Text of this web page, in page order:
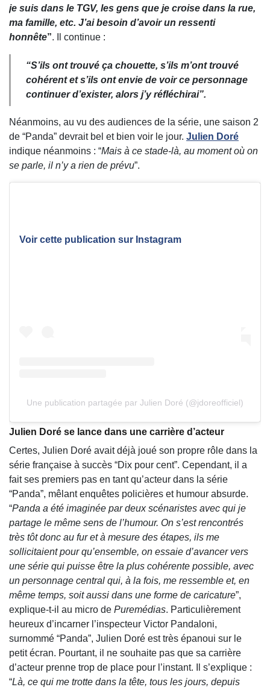
je suis dans le TGV, les gens que je croise dans la rue,
ma famille, etc. J’ai besoin d’avoir un ressenti
honnête”. Il continue :
“S’ils ont trouvé ça chouette, s’ils m’ont trouvé
cohérent et s’ils ont envie de voir ce personnage
continuer d’exister, alors j’y réfléchirai”.
Néanmoins, au vu des audiences de la série, une saison 2
de “Panda” devrait bel et bien voir le jour. Julien Doré
indique néanmoins : “Mais à ce stade-là, au moment où on
se parle, il n’y a rien de prévu”.
Voir cette publication sur Instagram
Une publication partagée par Julien Doré (@jdoreofficiel)
Julien Doré se lance dans une carrière d’acteur
Certes, Julien Doré avait déjà joué son propre rôle dans la
série française à succès “Dix pour cent”. Cependant, il a
fait ses premiers pas en tant qu’acteur dans la série
“Panda”, mêlant enquêtes policières et humour absurde.
“Panda a été imaginée par deux scénaristes avec qui je
partage le même sens de l’humour. On s’est rencontrés
très tôt donc au fur et à mesure des étapes, ils me
sollicitaient pour qu’ensemble, on essaie d’avancer vers
une série qui puisse être la plus cohérente possible, avec
un personnage central qui, à la fois, me ressemble et, en
même temps, soit aussi dans une forme de caricature”,
explique-t-il au micro de Puremédias. Particulièrement
heureux d’incarner l’inspecteur Victor Pandaloni,
surnommé “Panda”, Julien Doré est très épanoui sur le
petit écran. Pourtant, il ne souhaite pas que sa carrière
d’acteur prenne trop de place pour l’instant. Il s’explique :
“Là, ce qui me trotte dans la tête, tous les jours, depuis